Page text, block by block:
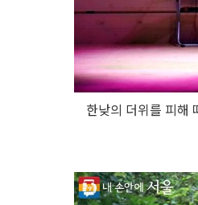
한낮의 더위를 피해